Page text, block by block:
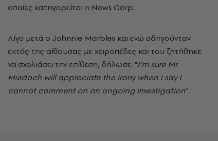
οποίες κατηγορείται η News Corp.
Λίγο μετά ο Johnnie Marbles και ενώ οδηγούνταν
εκτός της αίθουσας με χειροπέδες και του ζητήθηκε
να σχολιάσει την επίθεση, δήλωσε: "I’m sure Mr.
Murdoch will appreciate the irony when I say I
cannot comment on an ongoing investigation”.